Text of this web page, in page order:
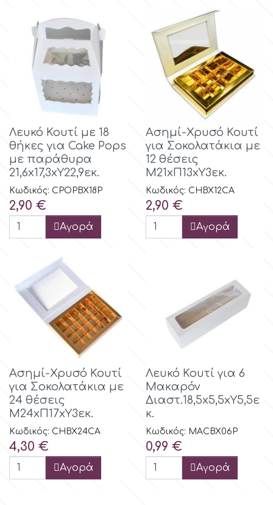
Vanilla Scientific
Λευκό Κουτί με 18
θήκες για Cake Pops
με παράθυρα
21,6x17,3xΥ22,9εκ.
Κωδικός: CPOPBX18P
Τιμή
2,90 €
Αγορά
Ασημί-Χρυσό Κουτί
για Σοκολατάκια με
12 θέσεις
Μ21xΠ13xΥ3εκ.
Κωδικός: CHBX12CA
Τιμή
2,90 €
Αγορά
Ασημί-Χρυσό Κουτί
για Σοκολατάκια με
24 θέσεις
Μ24xΠ17xΥ3εκ.
Κωδικός: CHBX24CA
Τιμή
4,30 €
Αγορά
Λευκό Κουτί για 6
Μακαρόν
Διαστ.18,5x5,5xΥ5,5ε
κ.
Κωδικός: MACBX06P
Τιμή
0,99 €
Αγορά